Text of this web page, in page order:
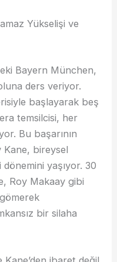
Yükselişi ve
Bayern München,
ders veriyor.
başlayarak beş
temsilcisi, her
Bu başarının
Kane, bireysel
yaşıyor. 30
Roy Makaay gibi
bir silaha